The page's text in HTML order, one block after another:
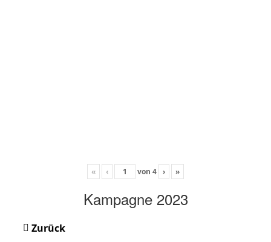
« ‹ von 4 › »
Kampagne 2023
Zurück